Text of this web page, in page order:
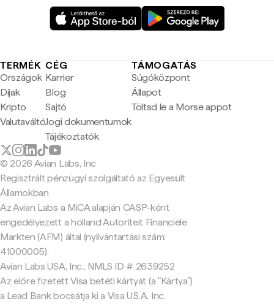
TERMÉK
Országok
Díjak
Kripto
Valutaváltó
CÉG
Karrier
Blog
Sajtó
Jogi dokumentumok
Tájékoztatók
TÁMOGATÁS
Súgóközpont
Állapot
Töltsd le a Morse appot
© 2026 Avian Labs, Inc
Regisztrált pénzügyi szolgáltató az Egyesült
Államokban
Az Avian Labs a MiCA alapján CASP-ként
engedélyezett a holland Autoriteit Financiële
Markten (AFM) által (nyilvántartási szám:
41000005).
Avian Labs USA, Inc., NMLS ID # 2639252
Az előre fizetett Visa betéti kártyát (a "Kártya")
a Lead Bank bocsátja ki a Visa U.S.A. Inc.